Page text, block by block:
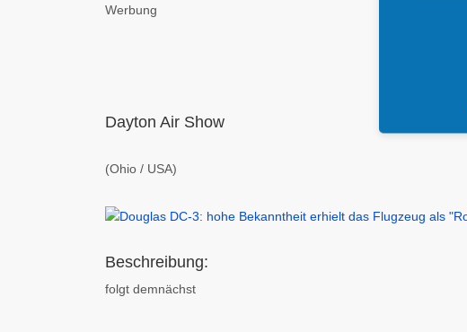
Werbung
Dayton Air Show
(Ohio / USA)
Beschreibung:
folgt demnächst